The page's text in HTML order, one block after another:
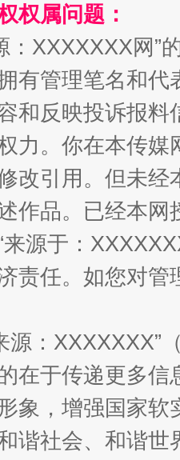
定
权属问题：
：XXXXXXX网”
有管理笔名和
和反映投诉报
力。你在本传
改引用。但未
作品。已经本
源于：
责任。如您对
源：
在于传递更多
象，增强国家
谐社会、和谐